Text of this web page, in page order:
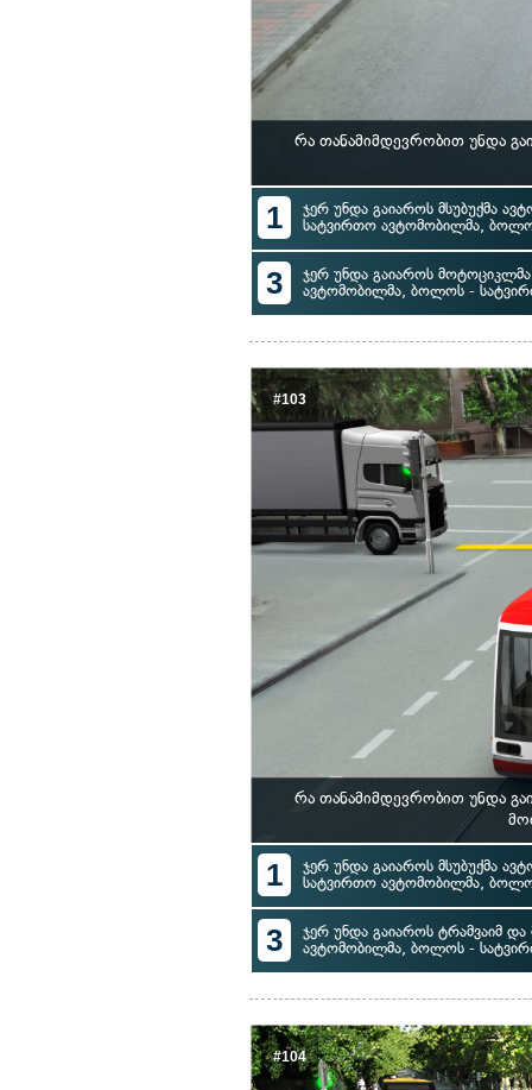
რა თანამიმდევრობით უნდა
1
ჯერ უნდა გაიაროს მსუბუქმა
სატვირთო ავტომობილმა,
3
ჯერ უნდა გაიაროს მოტოციკლმა,
ავტომობილმა, ბოლოს -
#103
რა თანამიმდევრობით უნდა
1
ჯერ უნდა გაიაროს მსუბუქმა
სატვირთო ავტომობილმა,
3
ჯერ უნდა გაიაროს ტრამვაიმ და
ავტომობილმა, ბოლოს -
#104